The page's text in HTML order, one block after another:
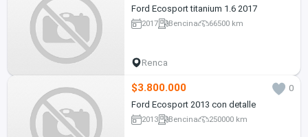
Ford Ecosport titanium 1.6 2017
2017 Bencina 66500 km
Renca
$3.800.000
0
Ford Ecosport 2013 con detalle
2013 Bencina 250000 km